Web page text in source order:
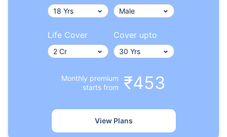
Life Cover Cover upto
Monthly premium
starts from
₹453
View Plans